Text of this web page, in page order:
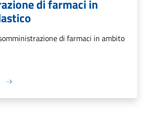
di farmaci in
di farmaci in ambito